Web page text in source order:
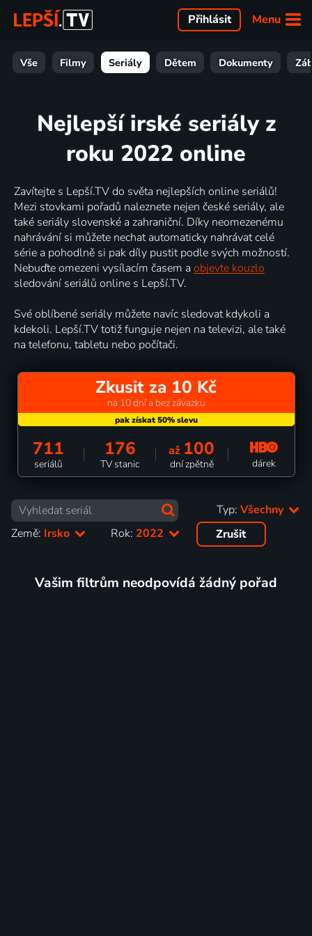
Menu
Přihlásit
Vše Filmy Seriály Dětem Dokumenty
Nejlepší irské seriály z
roku 2022 online
Zavítejte s Lepší.TV do světa nejlepších online seriálů!
Mezi stovkami pořadů naleznete nejen české seriály, ale
také seriály slovenské a zahraniční. Díky neomezenému
nahrávání si můžete nechat automaticky nahrávat celé
série a pohodlně si pak díly pustit podle svých možností.
Nebuďte omezeni vysílacím časem a objevte kouzlo
sledování seriálů online s Lepší.TV.
Své oblíbené seriály můžete navíc sledovat kdykoli a
kdekoli. Lepší.TV totiž funguje nejen na televizi, ale také
na telefonu, tabletu nebo počítači.
Zkusit za 10 Kč
na 10 dní a bez závazku
711
seriálů
176
TV stanic
až 100
dní zpětně dárek
Typ: Všechny
Země: Irsko Rok: 2022 Zrušit
Vašim filtrům neodpovídá žádný pořad